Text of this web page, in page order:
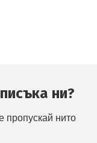
ни?
пропускай нито